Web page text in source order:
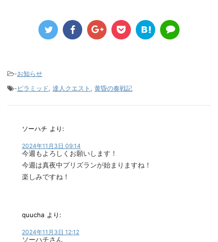
-お知らせ
-ピラミッド, 達人クエスト , 黄昏の奏戦記
ソーハチ より:
2024年11月3日 09:14
今週もよろしくお願いします！
今週は真夜中プリズランが始まりますね！
楽しみですね！
quucha より:
2024年11月3日 12:12
ソーハチさん